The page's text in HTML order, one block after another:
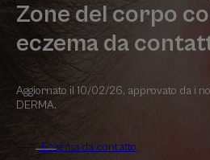
Zone del corpo
eczema da
Aggiornato il 10/02/26, approvato da i
DERMA.
Eczema da contatto